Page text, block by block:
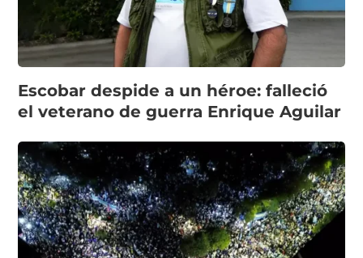
Escobar despide a un héroe: falleció
el veterano de guerra Enrique Aguilar